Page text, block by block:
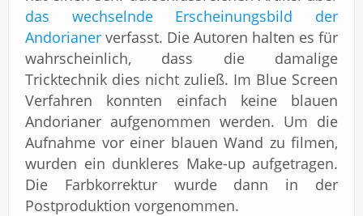
das wechselnde Erscheinungsbild der
Andorianer verfasst. Die Autoren halten es für
wahrscheinlich, dass die damalige
Tricktechnik dies nicht zuließ. Im Blue Screen
Verfahren konnten einfach keine blauen
Andorianer aufgenommen werden. Um die
Aufnahme vor einer blauen Wand zu filmen,
wurden ein dunkleres Make-up aufgetragen.
Die Farbkorrektur wurde dann in der
Postproduktion vorgenommen.